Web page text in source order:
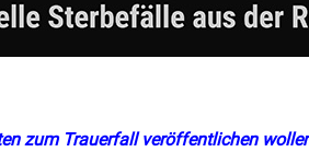
zum Trauerfall veröffentlichen